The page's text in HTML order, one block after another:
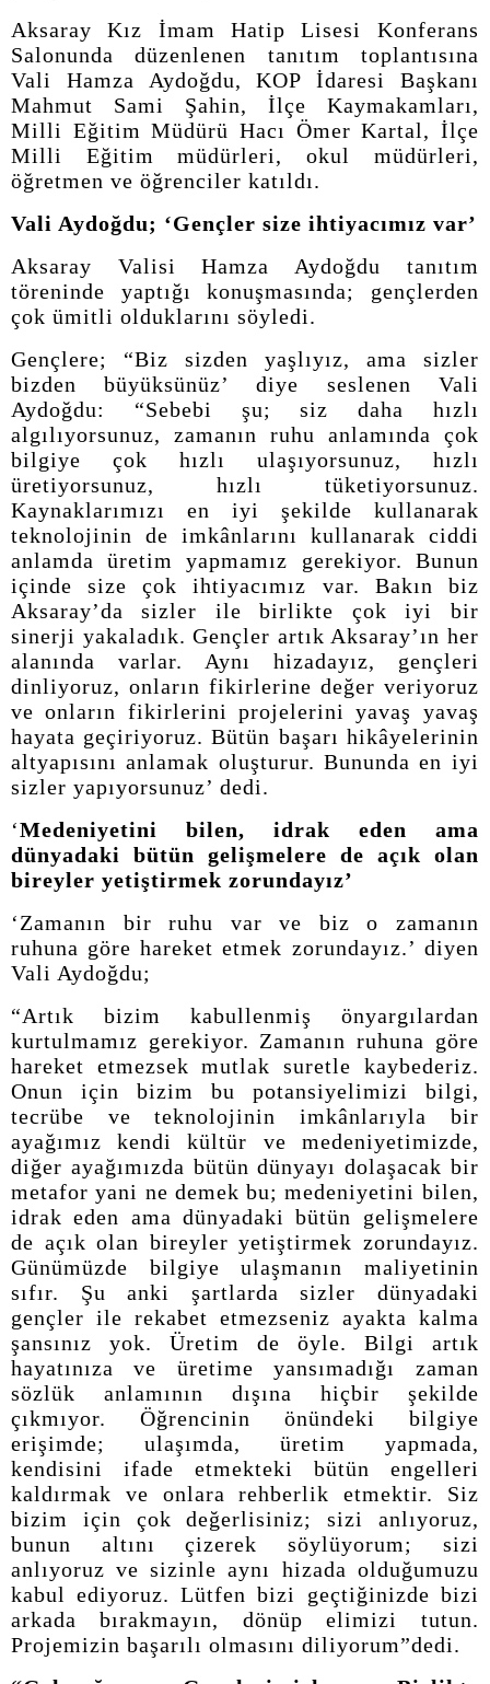
Aksaray Kız İmam Hatip Lisesi Konferans
Salonunda düzenlenen tanıtım toplantısına
Vali Hamza Aydoğdu, KOP İdaresi Başkanı
Mahmut Sami Şahin, İlçe Kaymakamları,
Milli Eğitim Müdürü Hacı Ömer Kartal, İlçe
Milli Eğitim müdürleri, okul müdürleri,
öğretmen ve öğrenciler katıldı.
Vali Aydoğdu; ‘Gençler size ihtiyacımız var’
Aksaray Valisi Hamza Aydoğdu tanıtım
töreninde yaptığı konuşmasında; gençlerden
çok ümitli olduklarını söyledi.
Gençlere; “Biz sizden yaşlıyız, ama sizler
bizden büyüksünüz’ diye seslenen Vali
Aydoğdu: “Sebebi şu; siz daha hızlı
algılıyorsunuz, zamanın ruhu anlamında çok
bilgiye çok hızlı ulaşıyorsunuz, hızlı
üretiyorsunuz, hızlı tüketiyorsunuz.
Kaynaklarımızı en iyi şekilde kullanarak
teknolojinin de imkânlarını kullanarak ciddi
anlamda üretim yapmamız gerekiyor. Bunun
içinde size çok ihtiyacımız var. Bakın biz
Aksaray’da sizler ile birlikte çok iyi bir
sinerji yakaladık. Gençler artık Aksaray’ın her
alanında varlar. Aynı hizadayız, gençleri
dinliyoruz, onların fikirlerine değer veriyoruz
ve onların fikirlerini projelerini yavaş yavaş
hayata geçiriyoruz. Bütün başarı hikâyelerinin
altyapısını anlamak oluşturur. Bununda en iyi
sizler yapıyorsunuz’ dedi.
‘Medeniyetini bilen, idrak eden ama
dünyadaki bütün gelişmelere de açık olan
bireyler yetiştirmek zorundayız’
‘Zamanın bir ruhu var ve biz o zamanın
ruhuna göre hareket etmek zorundayız.’ diyen
Vali Aydoğdu;
“Artık bizim kabullenmiş önyargılardan
kurtulmamız gerekiyor. Zamanın ruhuna göre
hareket etmezsek mutlak suretle kaybederiz.
Onun için bizim bu potansiyelimizi bilgi,
tecrübe ve teknolojinin imkânlarıyla bir
ayağımız kendi kültür ve medeniyetimizde,
diğer ayağımızda bütün dünyayı dolaşacak bir
metafor yani ne demek bu; medeniyetini bilen,
idrak eden ama dünyadaki bütün gelişmelere
de açık olan bireyler yetiştirmek zorundayız.
Günümüzde bilgiye ulaşmanın maliyetinin
sıfır. Şu anki şartlarda sizler dünyadaki
gençler ile rekabet etmezseniz ayakta kalma
şansınız yok. Üretim de öyle. Bilgi artık
hayatınıza ve üretime yansımadığı zaman
sözlük anlamının dışına hiçbir şekilde
çıkmıyor. Öğrencinin önündeki bilgiye
erişimde; ulaşımda, üretim yapmada,
kendisini ifade etmekteki bütün engelleri
kaldırmak ve onlara rehberlik etmektir. Siz
bizim için çok değerlisiniz; sizi anlıyoruz,
bunun altını çizerek söylüyorum; sizi
anlıyoruz ve sizinle aynı hizada olduğumuzu
kabul ediyoruz. Lütfen bizi geçtiğinizde bizi
arkada bırakmayın, dönüp elimizi tutun.
Projemizin başarılı olmasını diliyorum”dedi.